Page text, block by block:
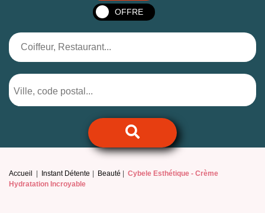
OFFRE
Accueil Instant Détente Beauté Cybele Esthétique -Crème
Hydratation Incroyable